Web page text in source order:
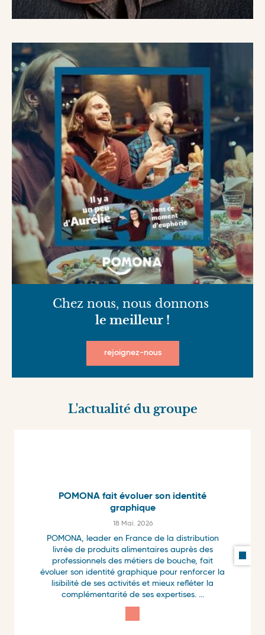
Chez nous, nous donnons
le meilleur !
rejoignez-nous
L'actualité du groupe
POMONA fait évoluer son identité
graphique
18 Mai. 2026
POMONA, leader en France de la distribution
livrée de produits alimentaires auprès des
professionnels des métiers de bouche, fait
évoluer son identité graphique pour renforcer la
lisibilité de ses activités et mieux refléter la
complémentarité de ses expertises. ...